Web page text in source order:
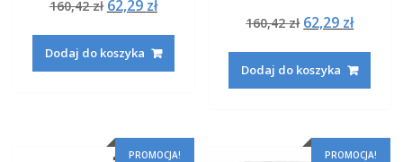
5.00
na 5
160,42zł Pierwotna
wynosiła:
160,42 zł.
62,29 złAktualna
62,29 zł.
Dodaj do koszyka
5.00
na 5
160,42zł Pierwotna
wynosiła:
160,42 zł.
62,29 zł
62,29
Dodaj do koszyka
PROMOCJA! PROMOCJA!